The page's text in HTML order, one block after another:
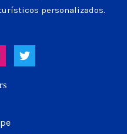
personalizados.
T
w
i